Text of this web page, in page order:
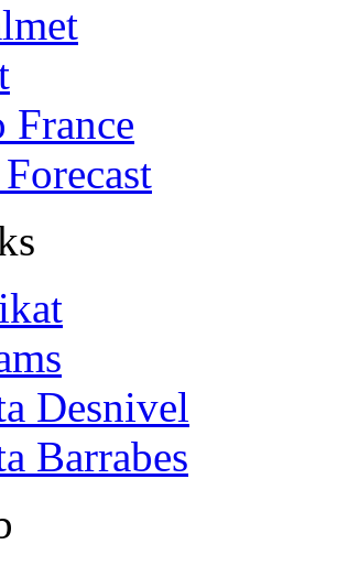
France
Desnivel
Barrabes